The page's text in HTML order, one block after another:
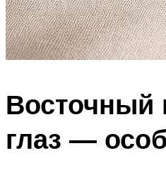
Восточный
глаз —